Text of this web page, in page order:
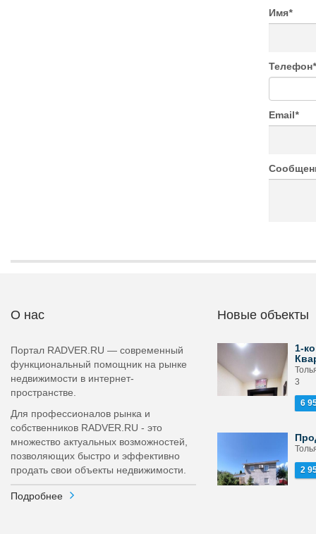
Имя*
Телефон*
Email*
О нас
Портал RADVER.RU — современный
функциональный помощник на рынке
недвижимости в интернет-
пространстве.
Для профессионалов рынка и
собственников RADVER.RU - это
множество актуальных возможностей,
позволяющих быстро и эффективно
продать свои объекты недвижимости.
Подробнее
Новые объекты
1-
3
6
2